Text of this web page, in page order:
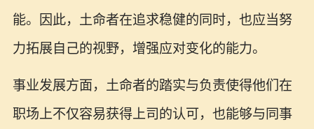
能。因此，土命者在追求稳健的同时，也应当努
力拓展自己的视野，增强应对变化的能力。
事业发展方面，土命者的踏实与负责使得他们在
职场上不仅容易获得上司的认可，也能够与同事